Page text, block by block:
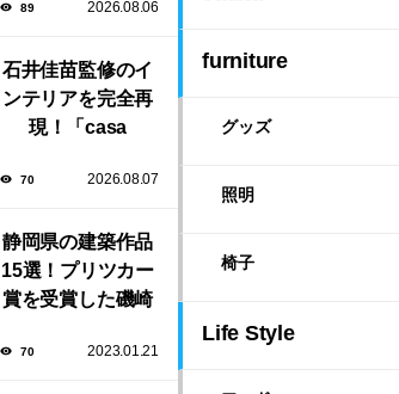
まい「ふわりと浮
い」
89 2026.08.06
石井佳苗監修のイ
ンテリアを完全再
現！「casa
リンネル）」で叶
ルな部屋づくり。
70 2026.08.07
静岡県の建築作品
15選！プリツカー
賞を受賞した磯崎
建築家が手掛けた
70 2023.01.21
furniture
グッズ
照明
椅子
Life Style